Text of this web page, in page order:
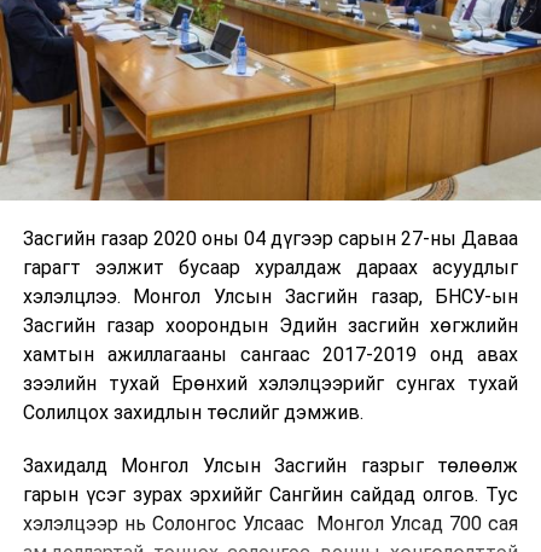
Засгийн газар 2020 оны 04 дүгээр сарын 27-ны Даваа
гарагт ээлжит бусаар хуралдаж дараах асуудлыг
хэлэлцлээ. Монгол Улсын Засгийн газар, БНСУ-ын
Засгийн газар хоорондын Эдийн засгийн хөгжлийн
хамтын ажиллагааны сангаас 2017-2019 онд авах
зээлийн тухай Ерөнхий хэлэлцээрийг сунгах тухай
Солилцох захидлын төслийг дэмжив.
Захидалд Монгол Улсын Засгийн газрыг төлөөлж
гарын үсэг зурах эрхиййг Сангйин сайдад олгов. Тус
хэлэлцээр нь Солонгос Улсаас Монгол Улсад 700 сая